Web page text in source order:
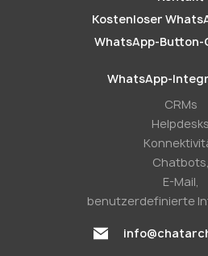
Kostenloser
WhatsApp-
WhatsApp-
CRMs
Helpdesks
Chatbots,
E-Mail,
benutzerdefinierte